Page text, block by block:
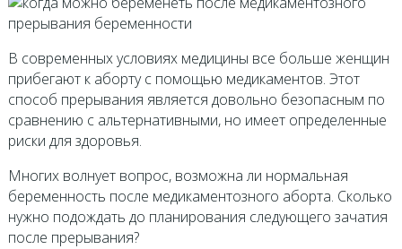
В современных условиях медицины все больше женщин
прибегают к аборту с помощью медикаментов. Этот
способ прерывания является довольно безопасным по
сравнению с альтернативными, но имеет определенные
риски для здоровья.
Многих волнует вопрос, возможна ли нормальная
беременность после медикаментозного аборта. Сколько
нужно подождать до планирования следующего зачатия
после прерывания?